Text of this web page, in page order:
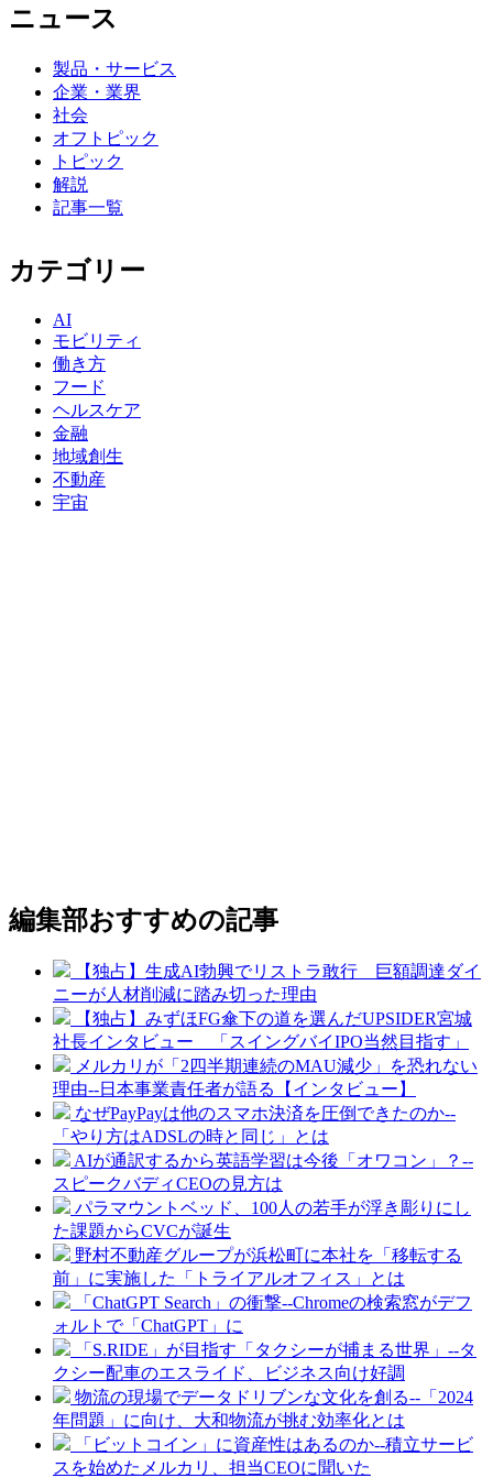
ニュース
製品・サービス
企業・業界
社会
オフトピック
トピック
解説
記事一覧
カテゴリー
AI
モビリティ
働き方
フード
ヘルスケア
金融
地域創生
不動産
宇宙
編集部おすすめの記事
【独占】生成AI勃興でリストラ敢行 巨額調達ダイ
ニーが人材削減に踏み切った理由
【独占】みずほFG傘下の道を選んだUPSIDER宮城
社長インタビュー 「スイングバイIPO当然目指す」
メルカリが「2四半期連続のMAU減少」を恐れない
理由--日本事業責任者が語る【インタビュー】
なぜPayPayは他のスマホ決済を圧倒できたのか--
「やり方はADSLの時と同じ」とは
AIが通訳するから英語学習は今後「オワコン」？--
スピークバディCEOの見方は
パラマウントベッド、100人の若手が浮き彫りにし
た課題からCVCが誕生
野村不動産グループが浜松町に本社を「移転する
前」に実施した「トライアルオフィス」とは
「ChatGPT Search」の衝撃--Chromeの検索窓がデフ
ォルトで「ChatGPT」に
「S.RIDE」が目指す「タクシーが捕まる世界」--タ
クシー配車のエスライド、ビジネス向け好調
物流の現場でデータドリブンな文化を創る--「2024
年問題」に向け、大和物流が挑む効率化とは
「ビットコイン」に資産性はあるのか--積立サービ
スを始めたメルカリ、担当CEOに聞いた